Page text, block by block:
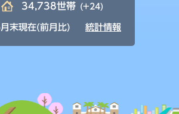
34,738世帯 (+24)
末現在(前月比) 統計情報